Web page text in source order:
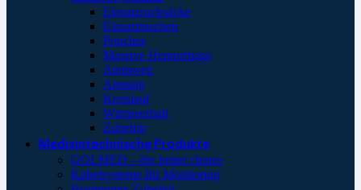
Einsatzrucksäcke
Einsatztaschen
Pouches
Massive Hemorrhage
Atemweg
Atmung
Kreislauf
Wärmeerhalt
Zubehör
Medizintechnische Produkte
GOLMED – the better choice
Kabelsysteme für Monitoring